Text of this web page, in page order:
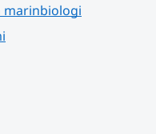
marinbiologi